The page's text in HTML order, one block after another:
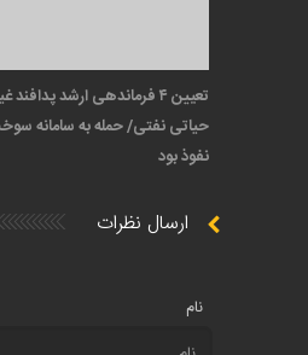
تعیین ۴ فرماندهی ارشد
حیاتی نفتی/ حمله به سامانه
نفوذ بود
ارسال نظرات
نام